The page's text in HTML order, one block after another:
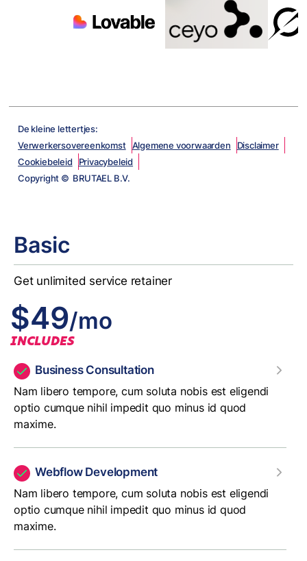
De kleine lettertjes:
Verwerkersovereenkomst Algemene voorwaarden
Disclaimer
Cookiebeleid
Privacybeleid
Copyright © BRUTAEL B.V.
Basic
Get unlimited service retainer
$49/mo
INCLUDES
Business Consultation
Nam libero tempore, cum soluta nobis est eligendi
optio cumque nihil impedit quo minus id quod
maxime.
Webflow Development
Nam libero tempore, cum soluta nobis est eligendi
optio cumque nihil impedit quo minus id quod
maxime.